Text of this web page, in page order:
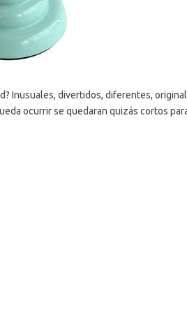
Inusuales, divertidos, diferentes,
ocurrir se quedaran quizás cortos